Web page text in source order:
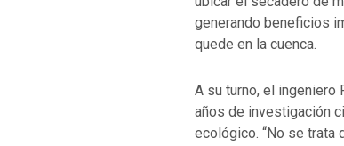
generando beneficios
quede en la cuenca.
A su turno, el
años de investigación
ecológico. “No se trata